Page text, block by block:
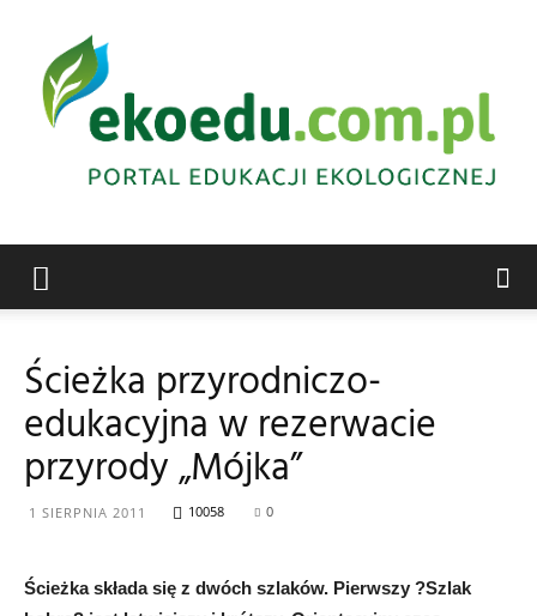
Abrys
Ścieżka przyrodniczo-
edukacyjna w rezerwacie
przyrody „Mójka”
1 SIERPNIA 2011 10058 0
Ścieżka składa się z dwóch szlaków. Pierwszy ?Szlak